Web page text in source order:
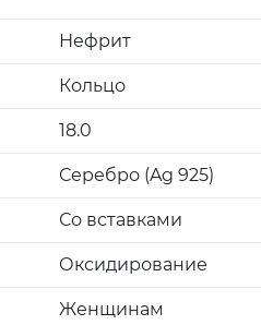
Нефрит
Кольцо
18.0
Серебро (Ag 925)
Со вставками
Оксидирование
Женщинам